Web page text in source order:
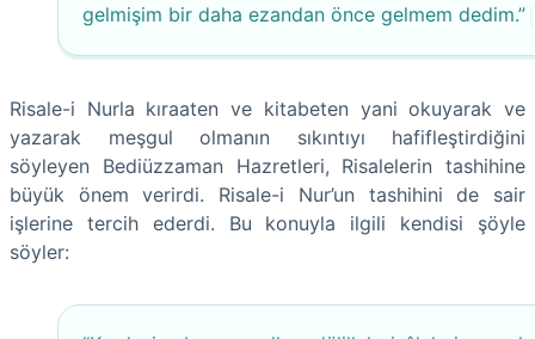
gelmişim bir daha ezandan önce gelmem dedim.”
Risale-i Nurla kıraaten ve kitabeten yani okuyarak ve
yazarak meşgul olmanın sıkıntıyı hafifleştirdiğini
söyleyen Bediüzzaman Hazretleri, Risalelerin tashihine
büyük önem verirdi. Risale-i Nur’un tashihini de sair
işlerine tercih ederdi. Bu konuyla ilgili kendisi şöyle
söyler: